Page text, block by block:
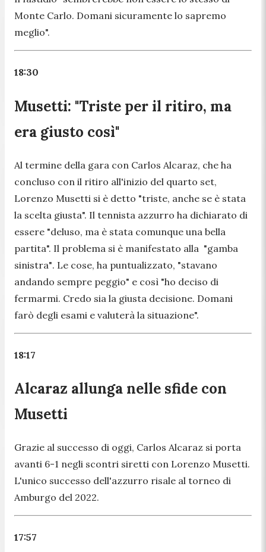
Monte Carlo. Domani sicuramente lo sapremo
meglio".
18:30
Musetti: "Triste per il ritiro, ma
era giusto così"
Al termine della gara con Carlos Alcaraz, che ha
concluso con il ritiro all'inizio del quarto set,
Lorenzo Musetti si è detto "triste, anche se è stata
la scelta giusta". Il tennista azzurro ha dichiarato di
essere "deluso, ma è stata comunque una bella
partita". Il problema si è manifestato alla "gamba
sinistra". Le cose, ha puntualizzato, "stavano
andando sempre peggio" e così "ho deciso di
fermarmi. Credo sia la giusta decisione. Domani
farò degli esami e valuterà la situazione".
18:17
Alcaraz allunga nelle sfide con
Musetti
Grazie al successo di oggi, Carlos Alcaraz si porta
avanti 6-1 negli scontri siretti con Lorenzo Musetti.
L'unico successo dell'azzurro risale al torneo di
Amburgo del 2022.
17:57